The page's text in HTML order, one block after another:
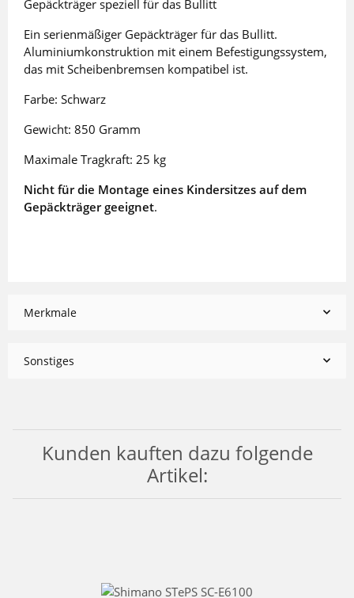
Gepäckträger speziell für das Bullitt
Ein serienmäßiger Gepäckträger für das Bullitt.
Aluminiumkonstruktion mit einem Befestigungssystem,
das mit Scheibenbremsen kompatibel ist.
Farbe: Schwarz
Gewicht: 850 Gramm
Maximale Tragkraft: 25 kg
Nicht für die Montage eines Kindersitzes auf dem
Gepäckträger geeignet.
Merkmale
Sonstiges
Kunden kauften dazu folgende
Artikel: